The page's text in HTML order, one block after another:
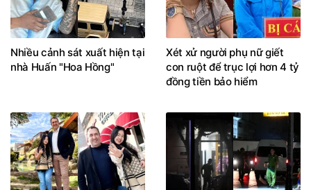
Nhiều cảnh sát xuất hiện tại
nhà Huấn "Hoa Hồng"
Xét xử người phụ nữ giết
con ruột để trục lợi hơn 4 tỷ
đồng tiền bảo hiểm